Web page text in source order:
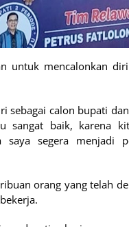
untuk mencalonkan
sebagai calon bupati
sangat baik, karena
saya segera menjadi
orang yang telah